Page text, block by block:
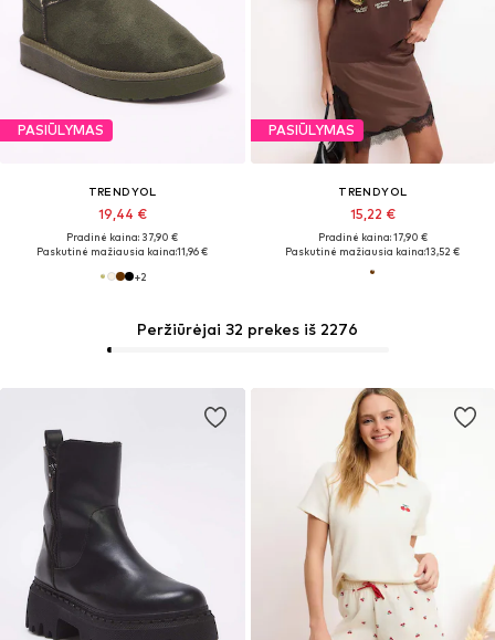
Peržiūrėjai 32 prekes iš 2276
PASIŪLYMAS
TRENDYOL
19,44 €
Pradinė kaina: 37,90 €
Paskutinė mažiausia kaina:11,96 €
+2
PASIŪLYMAS
TRENDYOL
15,22 €
Pradinė kaina: 17,90 €
Paskutinė mažiausia kaina:13,52 €